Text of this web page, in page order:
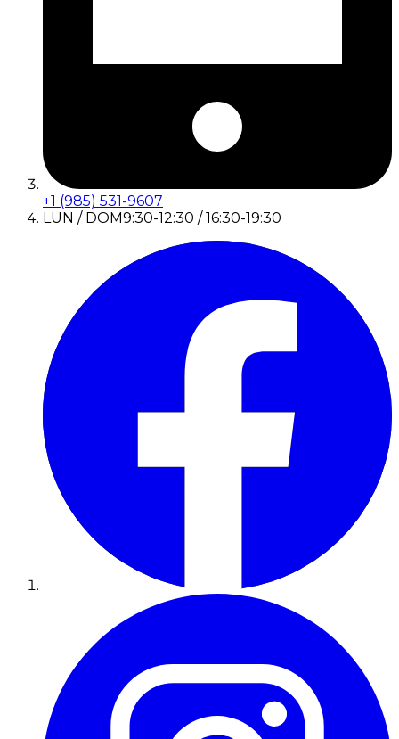
+1 (985) 531-9607
LUN / DOM9:30-12:30 / 16:30-19:30